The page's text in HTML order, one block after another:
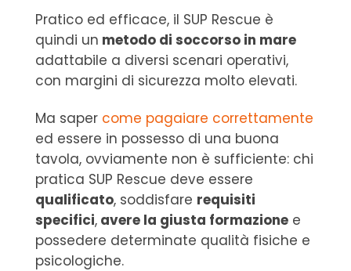
Pratico ed efficace, il SUP Rescue è
quindi un metodo di soccorso in mare
adattabile a diversi scenari operativi,
con margini di sicurezza molto elevati.
Ma saper come pagaiare correttamente
ed essere in possesso di una buona
tavola, ovviamente non è sufficiente: chi
pratica SUP Rescue deve essere
qualificato, soddisfare requisiti
specifici,avere la giusta formazionee
possedere determinate qualità fisiche e
psicologiche.